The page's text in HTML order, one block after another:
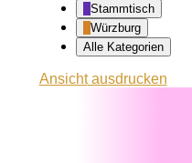
Stammtisch
Würzburg
Alle Kategorien
Ansichtausdrucken